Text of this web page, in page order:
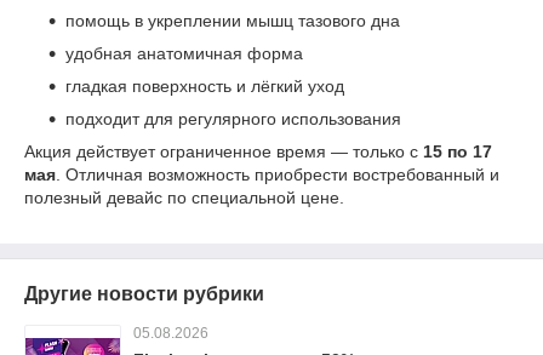
помощь в укреплении мышц тазового дна
удобная анатомичная форма
гладкая поверхность и лёгкий уход
подходит для регулярного использования
Акция действует ограниченное время — только с 15 по 17
мая. Отличная возможность приобрести востребованный и
полезный девайс по специальной цене.
Другие новости рубрики
05.08.2026